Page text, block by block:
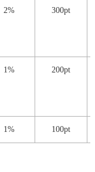
2% 300pt
1% 200pt
1% 100pt